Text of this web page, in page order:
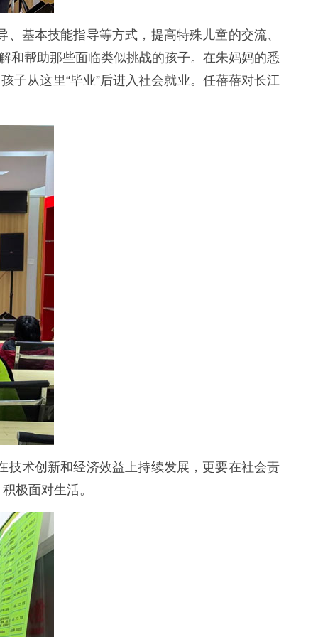
基本技能指导等方式，提高特殊儿童的交流、
和帮助那些面临类似挑战的孩子。在朱妈妈的悉
子从这里“毕业”后进入社会就业。任蓓蓓对长江
术创新和经济效益上持续发展，更要在社会责
极面对生活。